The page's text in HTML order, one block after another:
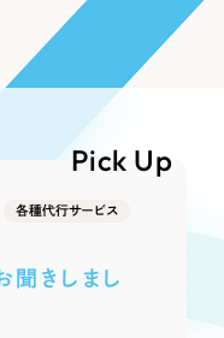
Pick Up
各種代行サービス
きしまし